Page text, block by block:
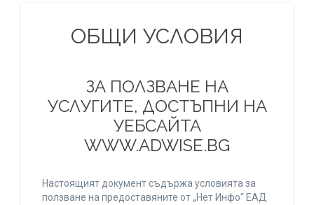
ОБЩИ УСЛОВИЯ
ЗА ПОЛЗВАНЕ НА
УСЛУГИТЕ, ДОСТЪПНИ НА
УЕБСАЙТА
WWW.ADWISE.BG
Настоящият документ съдържа условията за
ползване на предоставяните от „Нет Инфо“ ЕАД